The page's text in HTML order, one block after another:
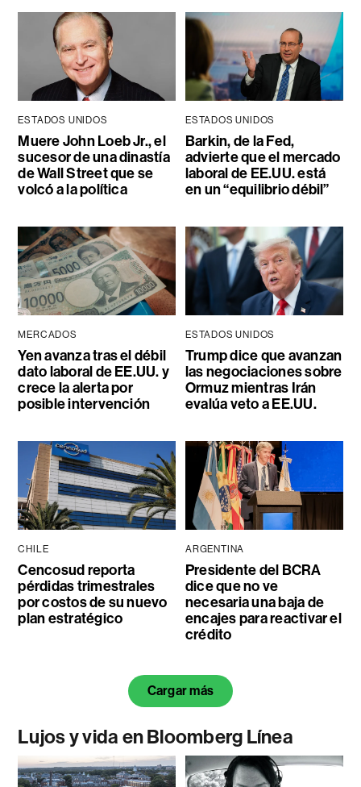
ESTADOS UNIDOS
Muere John Loeb Jr., el
sucesor de una dinastía
de Wall Street que se
volcó a la política
ESTADOS UNIDOS
Barkin, de la Fed,
advierte que el mercado
laboral de EE.UU. está
en un “equilibrio débil”
MERCADOS
Yen avanza tras el débil
dato laboral de EE.UU. y
crece la alerta por
posible intervención
ESTADOS UNIDOS
Trump dice que avanzan
las negociaciones sobre
Ormuz mientras Irán
evalúa veto a EE.UU.
CHILE
Cencosud reporta
pérdidas trimestrales
por costos de su nuevo
plan estratégico
ARGENTINA
Presidente del BCRA
dice que no ve
necesaria una baja de
encajes para reactivar el
crédito
Cargar más
Lujos y vida en Bloomberg Línea